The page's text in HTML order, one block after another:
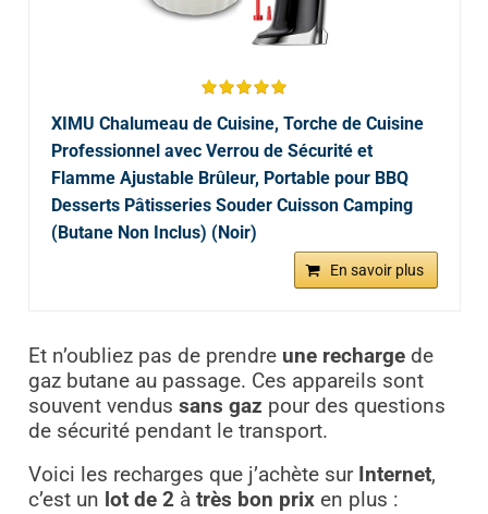
XIMU Chalumeau de Cuisine, Torche de Cuisine
Professionnel avec Verrou de Sécurité et
Flamme Ajustable Brûleur, Portable pour BBQ
Desserts Pâtisseries Souder Cuisson Camping
(Butane Non Inclus) (Noir)
En savoir plus
Et n’oubliez pas de prendre une rechargede
gaz butane au passage. Ces appareils sont
souvent vendus sans gaz pour des questions
de sécurité pendant le transport.
Voici les recharges que j’achète sur Internet,
c’est un lot de 2à très bon prixen plus :